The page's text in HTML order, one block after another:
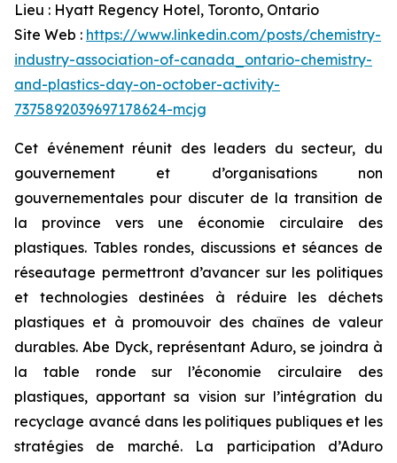
Lieu : Hyatt Regency Hotel, Toronto, Ontario
Site Web : https://www.linkedin.com/posts/chemistry-
industry-association-of-canada_ontario-chemistry-
and-plastics-day-on-october-activity-
7375892039697178624-mcjg
Cet événement réunit des leaders du secteur, du
gouvernement et d’organisations non
gouvernementales pour discuter de la transition de
la province vers une économie circulaire des
plastiques. Tables rondes, discussions et séances de
réseautage permettront d’avancer sur les politiques
et technologies destinées à réduire les déchets
plastiques et à promouvoir des chaînes de valeur
durables. Abe Dyck, représentant Aduro, se joindra à
la table ronde sur l’économie circulaire des
plastiques, apportant sa vision sur l’intégration du
recyclage avancé dans les politiques publiques et les
stratégies de marché. La participation d’Aduro